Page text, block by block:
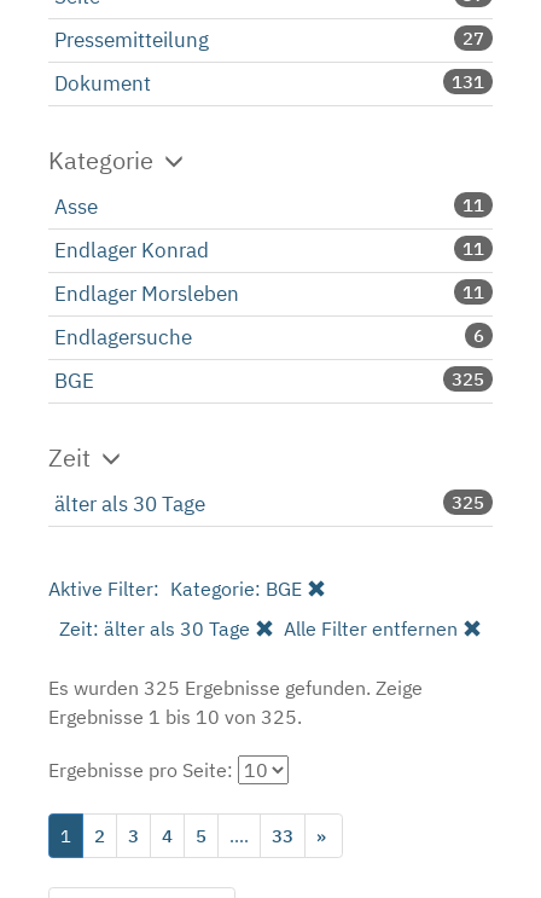
Pressemitteilung 27
Dokument 131
Kategorie
Asse 11
Endlager Konrad 11
Endlager Morsleben 11
Endlagersuche 6
BGE 325
Zeit
älter als 30 Tage 325
Aktive Filter: Kategorie: BGE
Zeit: älter als 30 Tage
Alle Filter entfernen
Es wurden 325 Ergebnisse gefunden. Zeige
Ergebnisse 1 bis 10 von 325.
Ergebnisse pro Seite:
1 2 3 4 5 .... 33 »